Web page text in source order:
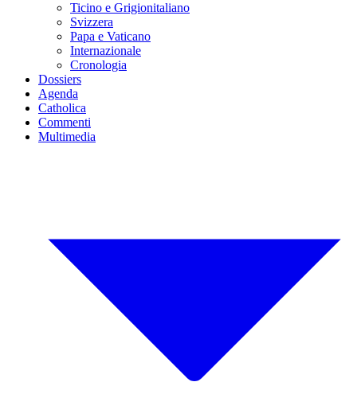
Ticino e Grigionitaliano
Svizzera
Papa e Vaticano
Internazionale
Cronologia
Dossiers
Agenda
Catholica
Commenti
Multimedia